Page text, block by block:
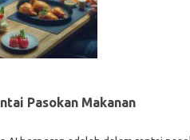
Pasokan Makanan